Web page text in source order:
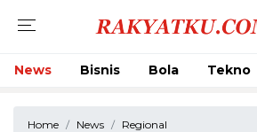
News Bisnis Bola Tekno
Home News Regional